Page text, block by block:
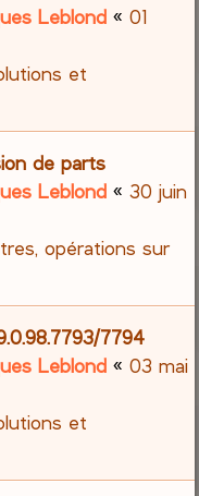
Leblond «01
et
de parts
Leblond «30 juin
opérations sur
7794
Leblond «03 mai
et